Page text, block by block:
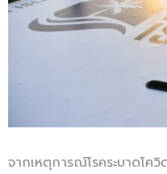
จากเหตุการณ์โรคระบาดโค